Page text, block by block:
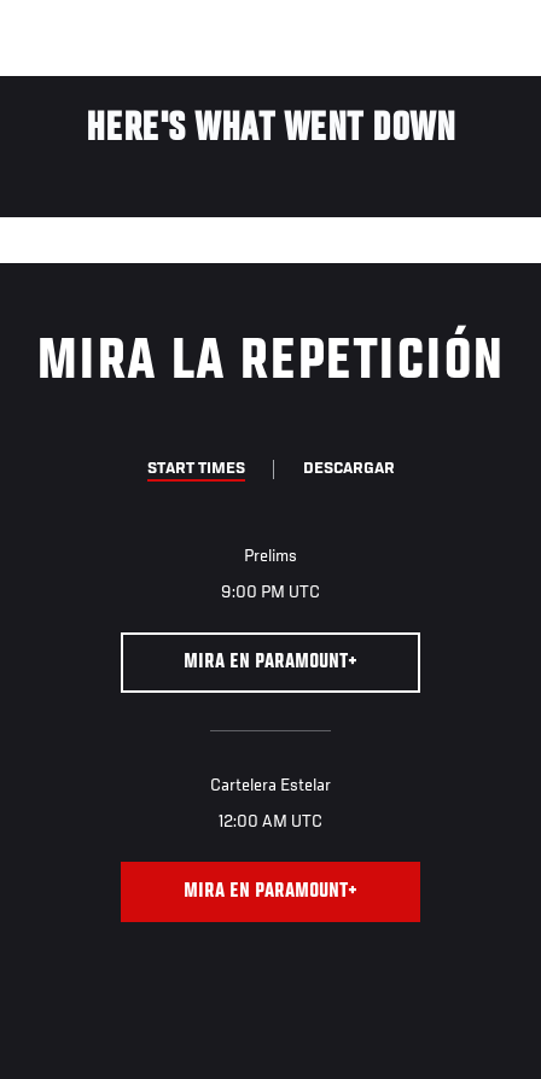
HERE'S WHAT WENT DOWN
MIRA LA REPETICIÓN
START TIMES DESCARGAR
Prelims
9:00 PM UTC
MIRA EN PARAMOUNT+
Cartelera Estelar
12:00 AM UTC
MIRA EN PARAMOUNT+